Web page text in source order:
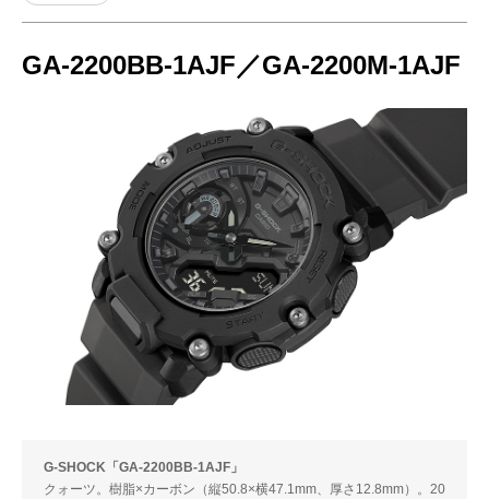
GA-2200BB-1AJF／GA-2200M-1AJF
G-SHOCK「GA-2200BB-1AJF」
クォーツ。樹脂×カーボン（縦50.8×横47.1mm、厚さ12.8mm）。20